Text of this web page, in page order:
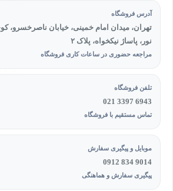
آدرس فروشگاه
تهران، میدان امام خمینی، خیابان ناصرخسرو،
نور، پاساژ نیکخواه، پلاک ۲
مراجعه حضوری در ساعات کاری فروشگاه
تلفن فروشگاه
021 3397 6943
تماس مستقیم با فروشگاه
موبایل و پیگیری سفارش
0912 834 9014
پیگیری سفارش و هماهنگی